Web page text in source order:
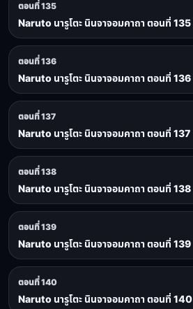
ตอนที่ 135
Naruto นารูโตะ นินจาจอมคาถา ตอนที่ 135
ตอนที่ 136
Naruto นารูโตะ นินจาจอมคาถา ตอนที่ 136
ตอนที่ 137
Naruto นารูโตะ นินจาจอมคาถา ตอนที่ 137
ตอนที่ 138
Naruto นารูโตะ นินจาจอมคาถา ตอนที่ 138
ตอนที่ 139
Naruto นารูโตะ นินจาจอมคาถา ตอนที่ 139
ตอนที่ 140
Naruto นารูโตะ นินจาจอมคาถา ตอนที่ 140